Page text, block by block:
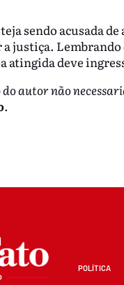
sendo acusada
justiça. Lembrando
atingida deve
autor não
.
POLÍTICA